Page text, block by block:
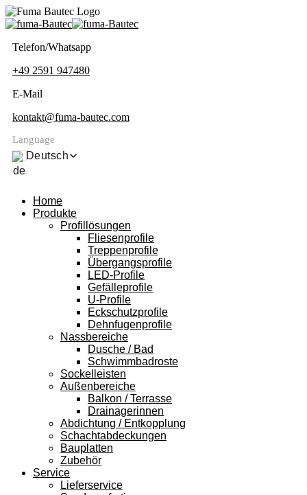
Telefon/Whatsapp
+49 2591 947480
E-Mail
kontakt@fuma-bautec.com
Language
Deutsch
Home
Produkte
Profillösungen
Fliesenprofile
Treppenprofile
Übergangsprofile
LED-Profile
Gefälleprofile
U-Profile
Eckschutzprofile
Dehnfugenprofile
Nassbereiche
Dusche / Bad
Schwimmbadroste
Sockelleisten
Außenbereiche
Balkon / Terrasse
Drainagerinnen
Abdichtung / Entkopplung
Schachtabdeckungen
Bauplatten
Zubehör
Service
Lieferservice